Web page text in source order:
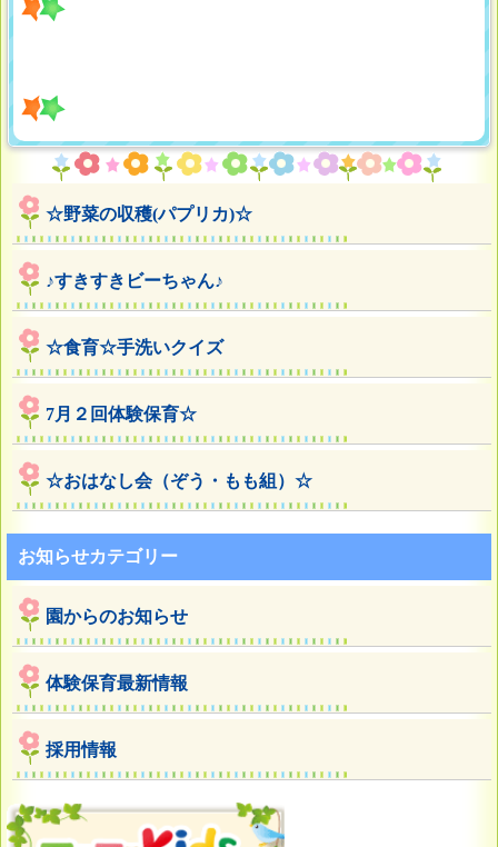
☆野菜の収穫(パプリカ)☆
♪すきすきビーちゃん♪
☆食育☆手洗いクイズ
7月２回体験保育☆
☆おはなし会（ぞう・もも組）☆
お知らせカテゴリー
園からのお知らせ
体験保育最新情報
採用情報